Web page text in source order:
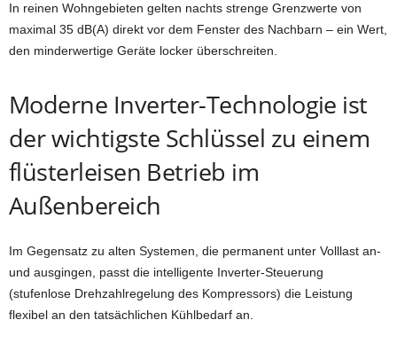
In reinen Wohngebieten gelten nachts strenge Grenzwerte von
maximal 35 dB(A) direkt vor dem Fenster des Nachbarn – ein Wert,
den minderwertige Geräte locker überschreiten.
Moderne Inverter-Technologie ist
der wichtigste Schlüssel zu einem
flüsterleisen Betrieb im
Außenbereich
Im Gegensatz zu alten Systemen, die permanent unter Volllast an-
und ausgingen, passt die intelligente Inverter-Steuerung
(stufenlose Drehzahlregelung des Kompressors) die Leistung
flexibel an den tatsächlichen Kühlbedarf an.